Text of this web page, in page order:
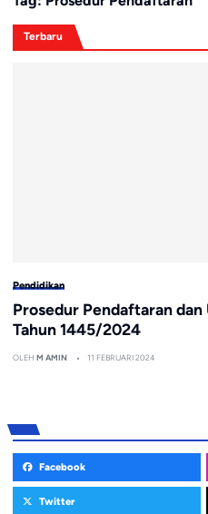
Terbaru
Pendidikan
Prosedur Pendaftaran
Tahun 1445/2024
OLEH M AMIN 11 FEBRUARI 2024
Facebook
Twitter